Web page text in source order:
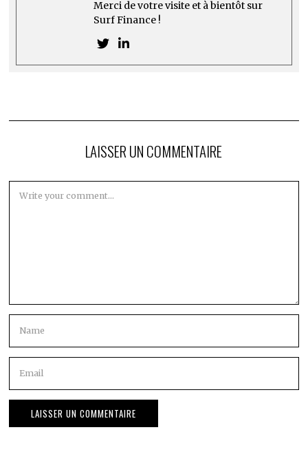
Merci de votre visite et à bientôt sur
Surf Finance !
LAISSER UN COMMENTAIRE